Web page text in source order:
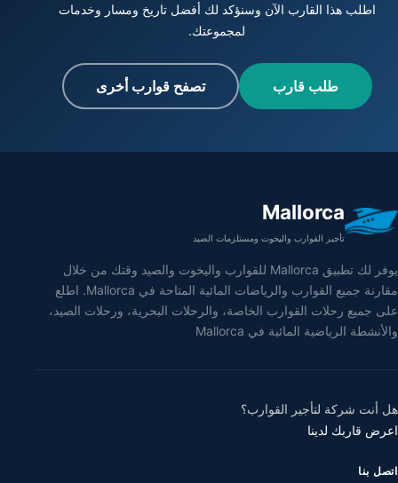
اطلب هذا القارب الآن وسنؤكد لك أفضل تاريخ ومسار وخدمات
لمجموعتك.
طلب قارب تصفح قوارب أخرى
Mallorca
تأجير القوارب واليخوت ومستلزمات الصيد
يوفر لك تطبيق Mallorca للقوارب واليخوت والصيد وقتك من خلال
مقارنة جميع القوارب والرياضات المائية المتاحة في Mallorca. اطلع
على جميع رحلات القوارب الخاصة، والرحلات البحرية، ورحلات الصيد،
والأنشطة الرياضية المائية في Mallorca
هل أنت شركة لتأجير القوارب؟
اعرض قاربك لدينا
اتصل بنا